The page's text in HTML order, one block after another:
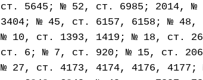
ст. 5645; № 52, ст. 6985; 2014,
3404; № 45, ст. 6157, 6158; №
№ 10, ст. 1393, 1419; № 18, ст.
ст. 6; № 7, ст. 920; № 15, ст.
№ 27, ст. 4173, 4174, 4176,